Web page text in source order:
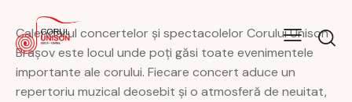
Calendarul concertelor și spectacolelor Corului Unison
Brașov este locul unde poți găsi toate evenimentele
importante ale corului. Fiecare concert aduce un
repertoriu muzical deosebit și o atmosferă de neuitat,